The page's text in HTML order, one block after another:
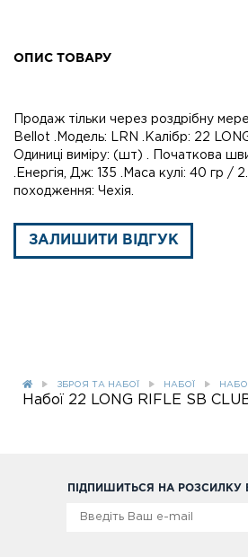
ОПИС ТОВАРУ
Продаж тільки через роздрібну
Bellot .Модель: LRN .Калібр: 22
Одиниці виміру: (шт) . Початкова
.Енергія, Дж: 135 .Маса кулі: 40 гр /
походження: Чехія.
ЗАЛИШИТИ ВІДГУК
ЗБРОЯ ТА НАБОЇ НАБОЇ
Набої 22 LONG RIFLE SB
ПІДПИШИТЬСЯ НА РОЗСИЛКУ